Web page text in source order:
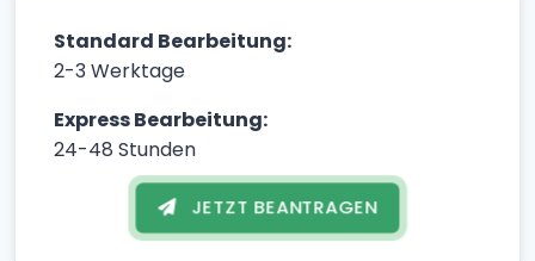
Standard Bearbeitung:
2-3 Werktage
Express Bearbeitung:
24-48 Stunden
JETZT BEANTRAGEN